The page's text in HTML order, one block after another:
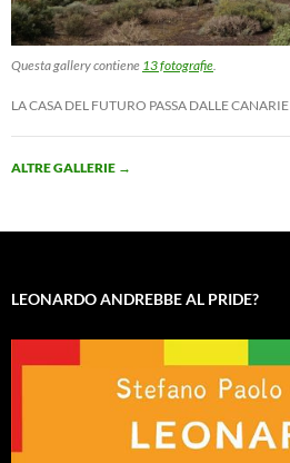
Questa gallery contiene 13 fotografie
LA CASA DEL FUTURO PASSA DALLE CANARIE
ALTRE GALLERIE →
LEONARDO ANDREBBE AL PRIDE?